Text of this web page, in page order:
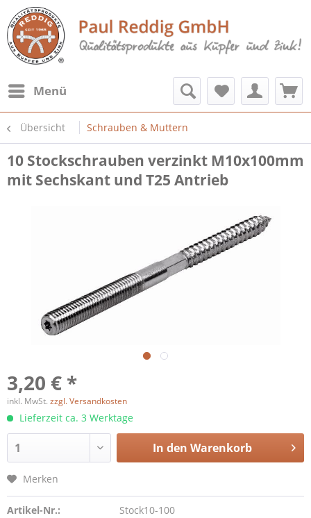
Menü
Übersicht Schrauben & Muttern
10 Stockschrauben verzinkt M10x100mm
mit Sechskant und T25 Antrieb
3,20 € *
inkl. MwSt. zzgl. Versandkosten
Lieferzeit ca. 3 Werktage
In den Warenkorb
Merken
Artikel-Nr.: Stock10-100